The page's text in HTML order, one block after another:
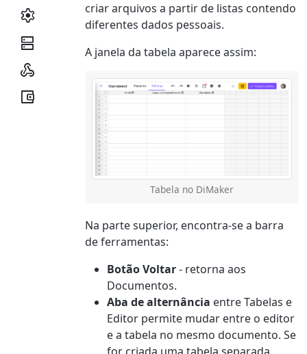




criar arquivos a partir de listas contendo
diferentes dados pessoais.
A janela da tabela aparece assim:
Tabela no DiMaker
Na parte superior, encontra-se a barra
de ferramentas:
Botão Voltar- retorna aos
Documentos.
Aba de alternância entre Tabelas e
Editor permite mudar entre o editor
e a tabela no mesmo documento. Se